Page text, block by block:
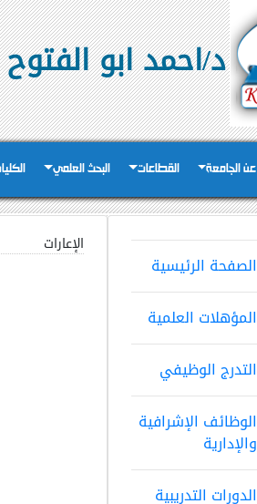
د/احمد ابو
عن الجامعة القطاعات البحث العلمي
الصفحة الرئيسية
المؤهلات العلمية
التدرج الوظيفي
الوظائف الإشرافية
والإدارية
الدورات التدريبية
الإعارات